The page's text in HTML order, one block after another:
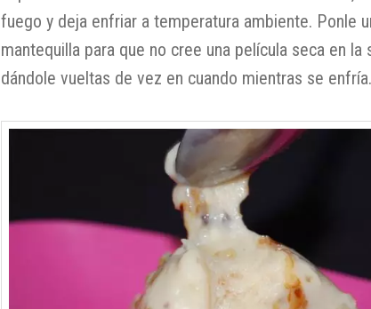
fuego y deja enfriar a temperatura ambiente. Ponle
mantequilla para que no cree una película seca en la
dándole vueltas de vez en cuando mientras se enfría.